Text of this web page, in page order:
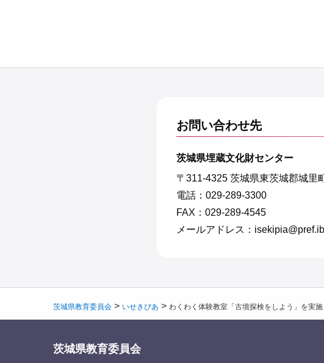
お問い合わせ先
茨城県埋蔵文化財センター
〒311-4325 茨城県東茨城郡城里
電話：029-289-3300
FAX：029-289-4545
メールアドレス：
茨城県教育委員会 > いせきぴあ > わくわく体験教室「古墳探検をしよう」を実施
茨城県教育委員会